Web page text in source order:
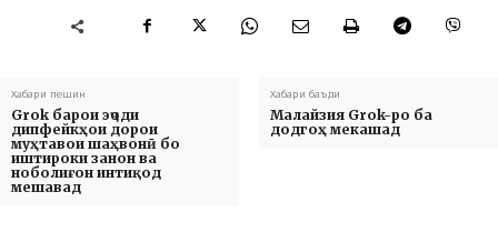
Хабари пешин
Grok барои эҷоди
дипфейкҳои дорои
муҳтавои шаҳвонӣ бо
иштироки занон ва
ноболиғон интиқод
мешавад
Хабари баъди
Малайзия Grok-ро ба
додгоҳ мекашад